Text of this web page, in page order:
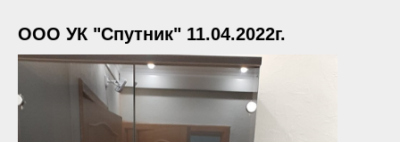
НОВИНКИ
АКЦИИ
ФОТО РАБОТ
ООО УК "Спутник" 11.04.2022г.